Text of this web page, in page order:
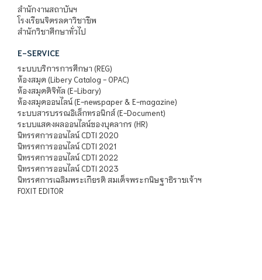
สำนักงานสถาบันฯ
โรงเรียนจิตรลดาวิชาชีพ
สำนักวิชาศึกษาทั่วไป
E-SERVICE
ระบบบริการการศึกษา (REG)
ห้องสมุด (Libery Catalog - OPAC)
ห้องสมุดดิจิทัล (E-Libary)
ห้องสมุดออนไลน์ (E-newspaper & E-magazine)
ระบบสารบรรณอิเล็กทรอนิกส์ (E-Document)
ระบบแสดงผลออนไลน์ของบุคลากร (HR)
นิทรรศการออนไลน์ CDTI 2020
นิทรรศการออนไลน์ CDTI 2021
นิทรรศการออนไลน์ CDTI 2022
นิทรรศการออนไลน์ CDTI 2023
นิทรรศการเฉลิมพระเกียรติ สมเด็จพระกนิษฐาธิราชเจ้าฯ
FOXIT EDITOR